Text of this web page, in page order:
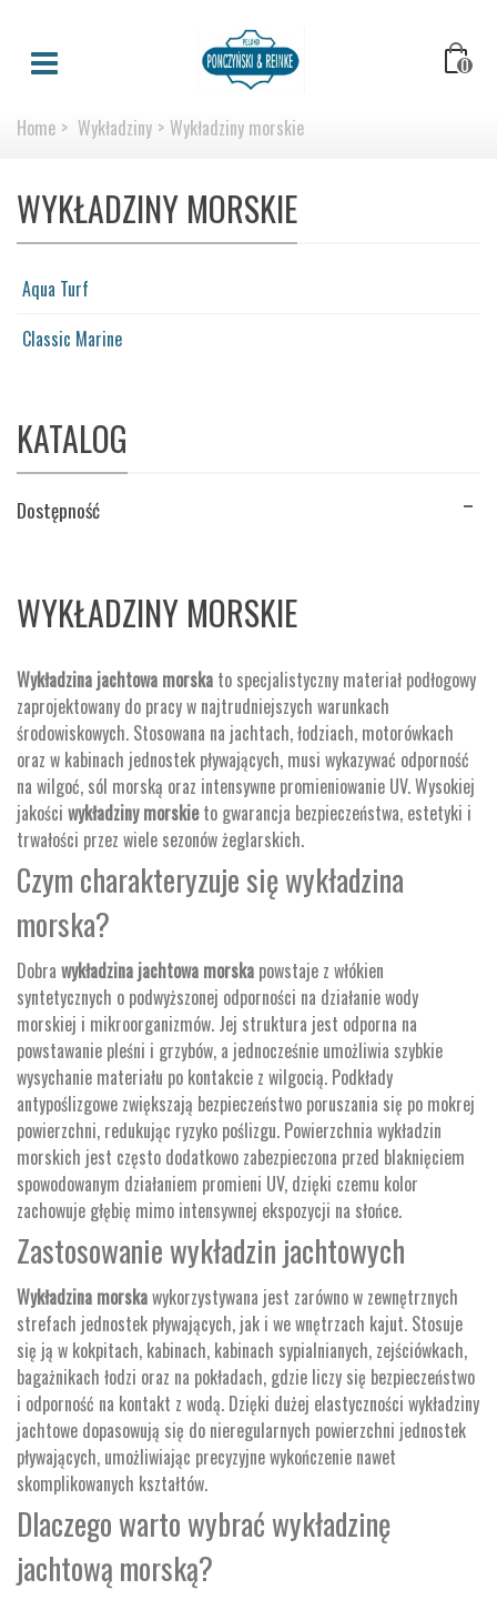
0
Home > Wykładziny > Wykładziny morskie
WYKŁADZINY MORSKIE
Aqua Turf
Classic Marine
KATALOG
Dostępność
WYKŁADZINY MORSKIE
Wykładzina jachtowa morska to specjalistyczny materiał podłogowy
zaprojektowany do pracy w najtrudniejszych warunkach
środowiskowych. Stosowana na jachtach, łodziach, motorówkach
oraz w kabinach jednostek pływających, musi wykazywać odporność
na wilgoć, sól morską oraz intensywne promieniowanie UV. Wysokiej
jakości wykładziny morskieto gwarancja bezpieczeństwa, estetyki i
trwałości przez wiele sezonów żeglarskich.
Czym charakteryzuje się wykładzina
morska?
Dobra wykładzina jachtowa morska powstaje z włókien
syntetycznych o podwyższonej odporności na działanie wody
morskiej i mikroorganizmów. Jej struktura jest odporna na
powstawanie pleśni i grzybów, a jednocześnie umożliwia szybkie
wysychanie materiału po kontakcie z wilgocią. Podkłady
antypoślizgowe zwiększają bezpieczeństwo poruszania się po mokrej
powierzchni, redukując ryzyko poślizgu. Powierzchnia wykładzin
morskich jest często dodatkowo zabezpieczona przed blaknięciem
spowodowanym działaniem promieni UV, dzięki czemu kolor
zachowuje głębię mimo intensywnej ekspozycji na słońce.
Zastosowanie wykładzin jachtowych
Wykładzina morskawykorzystywana jest zarówno w zewnętrznych
strefach jednostek pływających, jak i we wnętrzach kajut. Stosuje
się ją w kokpitach, kabinach, kabinach sypialnianych, zejściówkach,
bagażnikach łodzi oraz na pokładach, gdzie liczy się bezpieczeństwo
i odporność na kontakt z wodą. Dzięki dużej elastyczności wykładziny
jachtowe dopasowują się do nieregularnych powierzchni jednostek
pływających, umożliwiając precyzyjne wykończenie nawet
skomplikowanych kształtów.
Dlaczego warto wybrać wykładzinę
jachtową morską?